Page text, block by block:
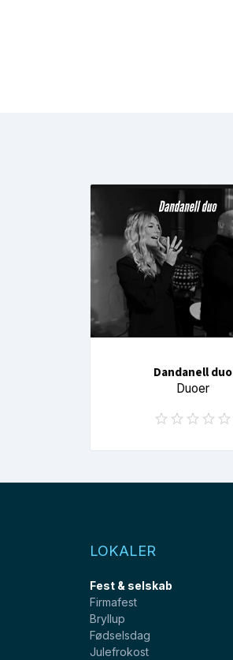
Dandanell duo
Duoer
LOKALER
Fest & selskab
Firmafest
Bryllup
Fødselsdag
Julefrokost